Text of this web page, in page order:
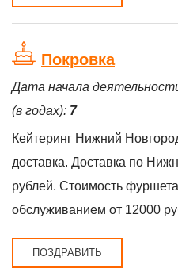
Покровка
Дата начала
(в годах): 7
Кейтеринг Нижний
доставка. Доставка по
рублей. Стоимость
обслуживанием от 12000
ПОЗДРАВИТЬ